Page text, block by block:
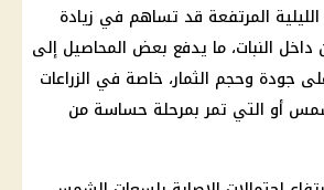
الليلية المرتفعة قد تساهم في زيادة
داخل النبات، ما يدفع بعض المحاصيل إلى
جودة وحجم الثمار، خاصة في الزراعات
أو التي تمر بمرحلة حساسة من